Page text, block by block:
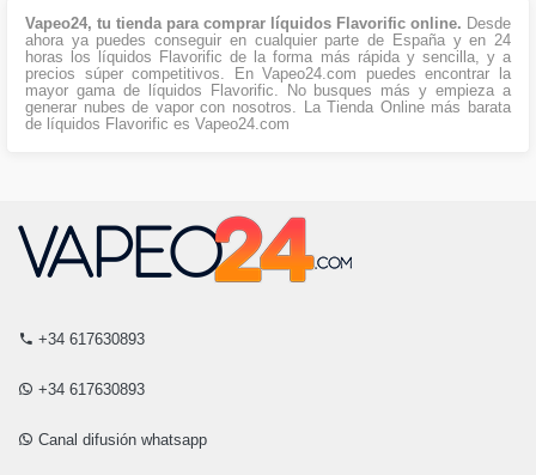
Vapeo24, tu tienda para comprar líquidos Flavorific online. Desde
ahora ya puedes conseguir en cualquier parte de España y en 24
horas los líquidos Flavorific de la forma más rápida y sencilla, y a
precios súper competitivos. En Vapeo24.com puedes encontrar la
mayor gama de líquidos Flavorific. No busques más y empieza a
generar nubes de vapor con nosotros. La Tienda Online más barata
de líquidos Flavorific es Vapeo24.com
+34 617630893
+34 617630893
Canal difusión whatsapp